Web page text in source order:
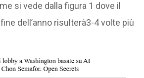
si vede dalla figura 1 dove il
dell’anno risulterà3-4 volte più